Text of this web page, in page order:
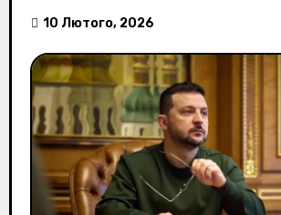
10 Лютого, 2026